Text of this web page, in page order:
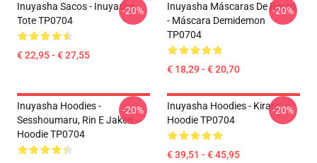
Inuyasha Sacos - Inuyasha
Tote TP0704
€ 22,95 - € 27,55
-20%
Inuyasha Máscaras De Rosto
- Máscara Demidemon
TP0704
€ 18,29 - € 20,70
-20%
Inuyasha Hoodies -
Sesshoumaru, Rin E Jaken
Hoodie TP0704
-20%
Inuyasha Hoodies - Kirara
Hoodie TP0704
€ 39,51 - € 45,95
-20%